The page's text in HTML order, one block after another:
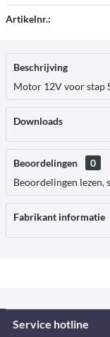
Artikelnr.:
Beschrijving
Motor 12V voor stap
Downloads
Beoordelingen
0
Beoordelingen lezen,
Fabrikant informatie
Service hotline